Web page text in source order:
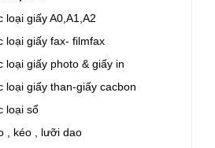
loại giấy A0,A1,A2
loại giấy fax- filmfax
loại giấy photo & giấy in
loại giấy than-giấy cacbon
loại sổ
, kéo , lưỡi dao